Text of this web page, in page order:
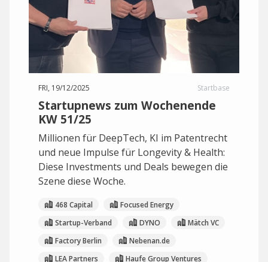
FRI, 19/12/2025 Startbase
Startupnews zum Wochenende
KW 51/25
Millionen für DeepTech, KI im Patentrecht
und neue Impulse für Longevity & Health:
Diese Investments und Deals bewegen die
Szene diese Woche.
468 Capital
Focused Energy
Startup-Verband
DYNO
Mätch VC
Factory Berlin
Nebenan.de
LEA Partners
Haufe Group Ventures